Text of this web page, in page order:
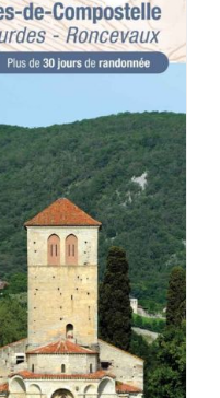
/ DÉTAILS